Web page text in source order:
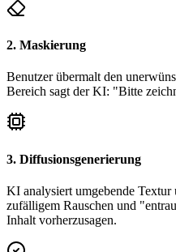
2. Maskierung
Benutzer übermalt den
Bereich sagt der KI: "Bitte
3. Diffusionsgenerierung
KI analysiert umgebende
zufälligem Rauschen und
Inhalt vorherzusagen.